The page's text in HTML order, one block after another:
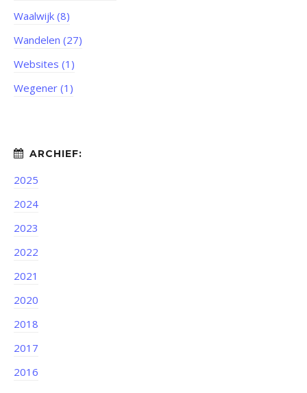
Waalwijk (8)
Wandelen (27)
Websites (1)
Wegener (1)
2025
2024
2023
2022
2021
2020
2018
2017
2016